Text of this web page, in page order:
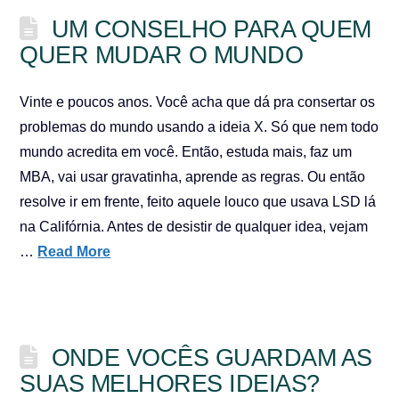
UM CONSELHO PARA QUEM
QUER MUDAR O MUNDO
Vinte e poucos anos. Você acha que dá pra consertar os
problemas do mundo usando a ideia X. Só que nem todo
mundo acredita em você. Então, estuda mais, faz um
MBA, vai usar gravatinha, aprende as regras. Ou então
resolve ir em frente, feito aquele louco que usava LSD lá
na Califórnia. Antes de desistir de qualquer idea, vejam
… Read More
ONDE VOCÊS GUARDAM AS
SUAS MELHORES IDEIAS?